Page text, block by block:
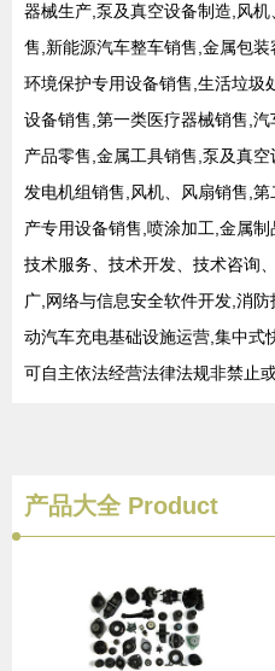
器械生产,泵及真空设备制造,风
售,新能源汽车整车销售,金属包
环境保护专用设备销售,生活垃圾
设备销售,第一类医疗器械销售,
产品零售,金属工具销售,泵及真
发电机组销售,风机、风扇销售,
产专用设备销售,喷涂加工,金属
技术服务、技术开发、技术咨询
广,网络与信息安全软件开发,消
动汽车充电基础设施运营,集中式
可自主依法经营法律法规非禁止
产品大全Product